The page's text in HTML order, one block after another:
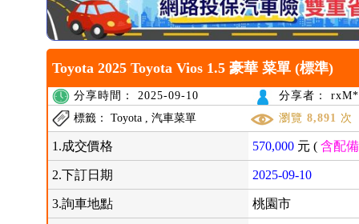
Toyota 2025 Toyota Vios 1.5 豪華 菜單 (標準)
分享時間： 2025-09-10
分享者：
標籤： Toyota , 汽車菜單
瀏覽 8,891 次
1.成交價格 570,000 元 (含配備
2.下訂日期 2025-09-10
3.詢車地點 桃園市